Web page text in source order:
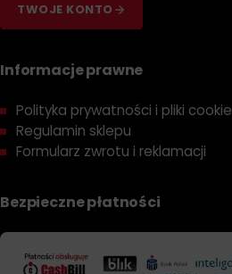
TWOJE KONTO
Informacje prawne
Polityka prywatności i pliki cookie
Regulamin sklepu
Formularz zwrotu i reklamacji
Bezpieczne płatności